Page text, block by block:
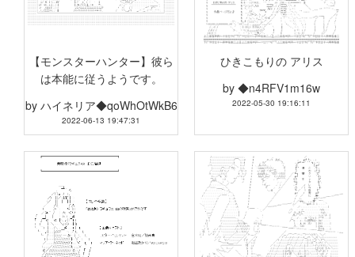
【モンスターハンター】彼ら
は本能に従うようです。
by ハイネリア◆qoWhOtWkB6
2022-06-13 19:47:31
ひきこもりの アリス
by ◆n4RFV1m16w
2022-05-30 19:16:11